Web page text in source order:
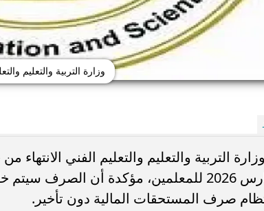
وزارة التربية والتعليم
التربية والتعليم والتعليم الفني
شهر مارس 2026 للمعلمين، مؤكدة أن
صرف المستحقات المالية دون تأخير.
تظلمات الثانوية العامة 2026.. التعليم: تعديل
وزارة التعليم: المناهج المتداولة
المصرية مزيفة.. والإعلان الرسمي قبل